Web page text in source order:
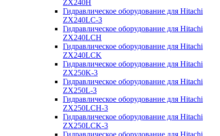
ZX240H
Гидравлическое оборудование для Hitachi
ZX240LC-3
Гидравлическое оборудование для Hitachi
ZX240LCH
Гидравлическое оборудование для Hitachi
ZX240LCK
Гидравлическое оборудование для Hitachi
ZX250K-3
Гидравлическое оборудование для Hitachi
ZX250L-3
Гидравлическое оборудование для Hitachi
ZX250LCH-3
Гидравлическое оборудование для Hitachi
ZX250LCK-3
Гидравлическое оборудование для Hitachi